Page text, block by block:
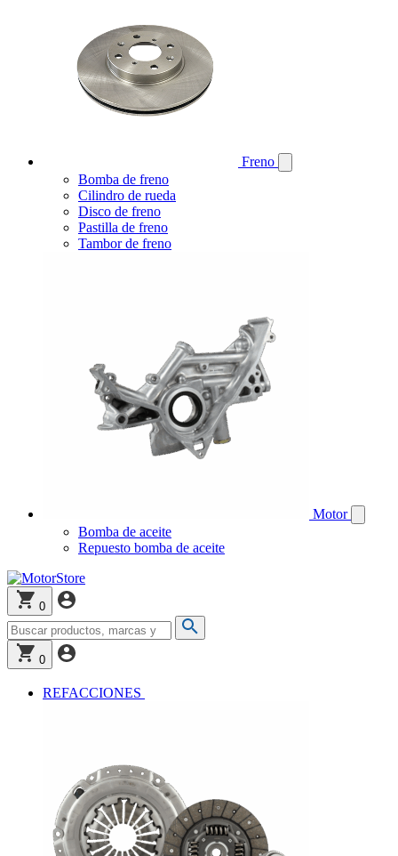
Freno
Bomba de freno
Cilindro de rueda
Disco de freno
Pastilla de freno
Tambor de freno
Motor
Bomba de aceite
Repuesto bomba de aceite
0
0
REFACCIONES